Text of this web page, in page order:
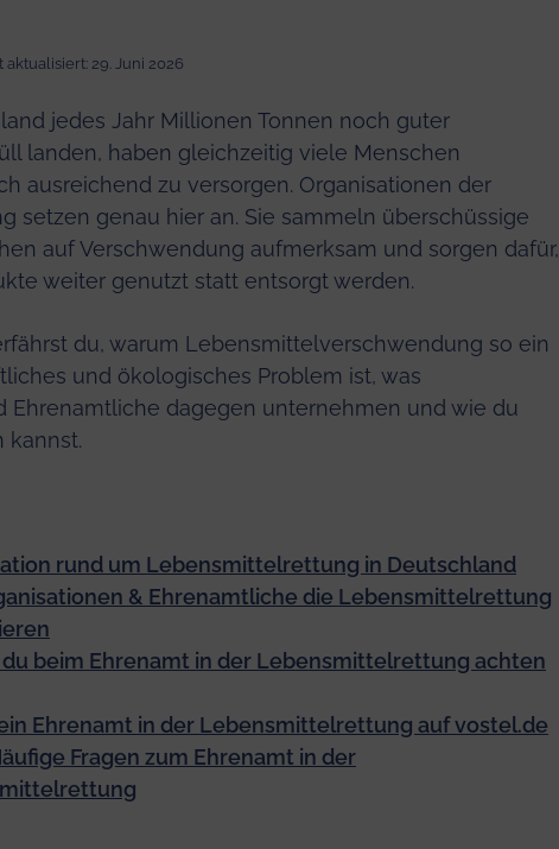
aktualisiert: 29. Juni 2026
jedes Jahr Millionen Tonnen noch guter
landen, haben gleichzeitig viele Menschen
ausreichend zu versorgen. Organisationen der
setzen genau hier an. Sie sammeln überschüssige
auf Verschwendung aufmerksam und sorgen dafür,
weiter genutzt statt entsorgt werden.
du, warum Lebensmittelverschwendung so ein
und ökologisches Problem ist, was
Ehrenamtliche dagegen unternehmen und wie du
kannst.
rund um Lebensmittelrettung in Deutschland
& Ehrenamtliche die Lebensmittelrettung
beim Ehrenamt in der Lebensmittelrettung achten
Ehrenamt in der Lebensmittelrettung auf vostel.de
Fragen zum Ehrenamt in der